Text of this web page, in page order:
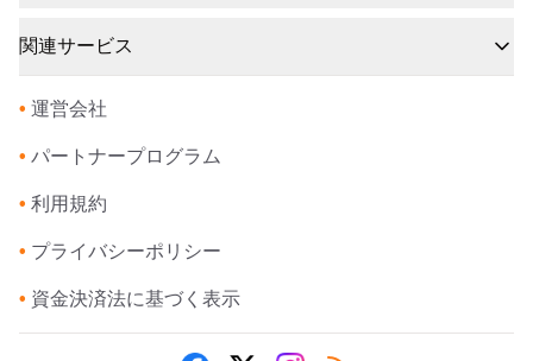
関連サービス
• 運営会社
• パートナープログラム
• 利用規約
• プライバシーポリシー
• 資金決済法に基づく表示